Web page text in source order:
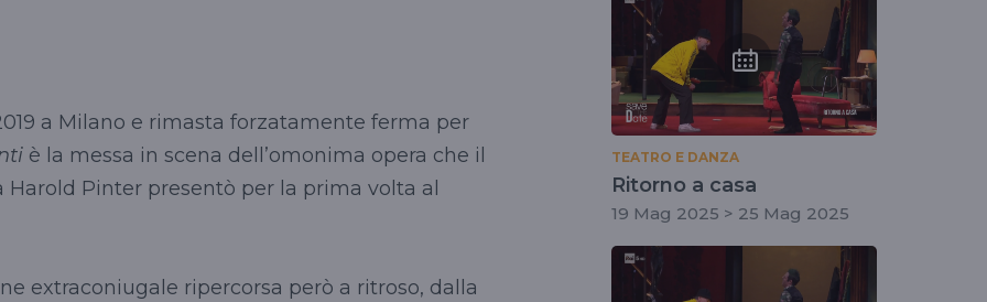
a Milano e rimasta forzatamente ferma per
è la messa in scena dell’omonima opera che il
Pinter presentò per la prima volta al
extraconiugale ripercorsa però a ritroso, dalla
TEATRO E DANZA
Ritorno a casa
19 Mag 2025 > 25 Mag 2025